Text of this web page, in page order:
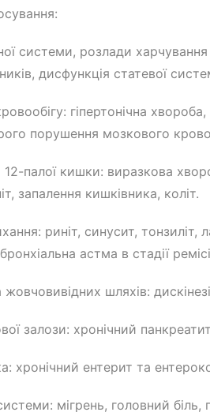
системи, розлади
дисфункція статевої
гіпертонічна
порушення мозкового
палої кишки: виразкова
запалення кишківника, коліт.
риніт, синусит, тонзиліт,
астма в стадії
шляхів:
залози: хронічний панкреатит
хронічний ентерит та
мігрень, головний біль,